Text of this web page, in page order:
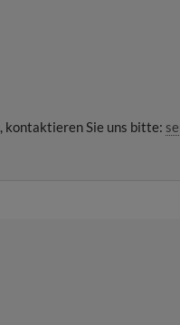
kontaktieren Sie uns bitte: